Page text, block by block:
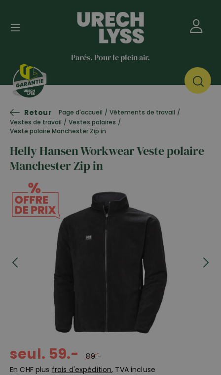
Parés. Pour le plein air.
Retour Page d'accueil / Vêtements de travail /
Vestes de travail / Vestes polaires /
Veste polaire Manchester Zip in
Helly Hansen Workwear Veste polaire
Manchester Zip in
seul. 59.-
89.-
En CHF plus frais d'expédition, TVA incluse